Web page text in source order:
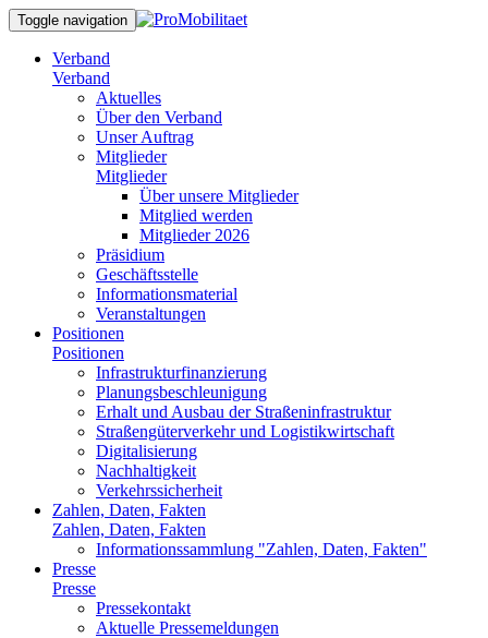
Toggle navigation
Verband
Verband
Aktuelles
Über den Verband
Unser Auftrag
Mitglieder
Mitglieder
Über unsere Mitglieder
Mitglied werden
Mitglieder 2026
Präsidium
Geschäftsstelle
Informationsmaterial
Veranstaltungen
Positionen
Positionen
Infrastrukturfinanzierung
Planungsbeschleunigung
Erhalt und Ausbau der Straßeninfrastruktur
Straßengüterverkehr und Logistikwirtschaft
Digitalisierung
Nachhaltigkeit
Verkehrssicherheit
Zahlen, Daten, Fakten
Zahlen, Daten, Fakten
Informationssammlung "Zahlen, Daten, Fakten"
Presse
Presse
Pressekontakt
Aktuelle Pressemeldungen